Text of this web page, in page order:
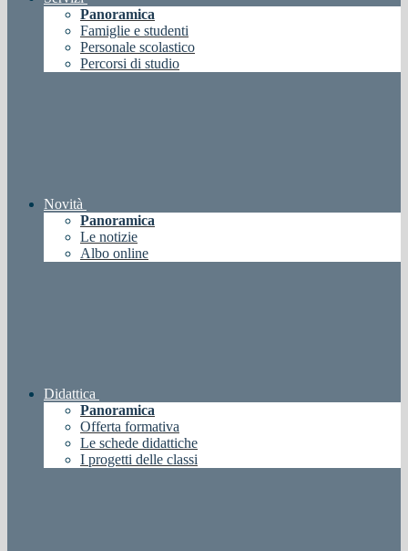
Panoramica
Famiglie e studenti
Personale scolastico
Percorsi di studio
Novità
Panoramica
Le notizie
Albo online
Didattica
Panoramica
Offerta formativa
Le schede didattiche
I progetti delle classi